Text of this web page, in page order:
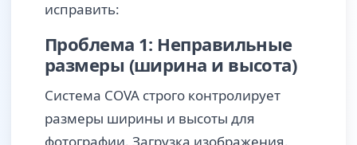
исправить:
Проблема 1: Неправильные
размеры (ширина и высота)
Система COVA строго контролирует
размеры ширины и высоты для